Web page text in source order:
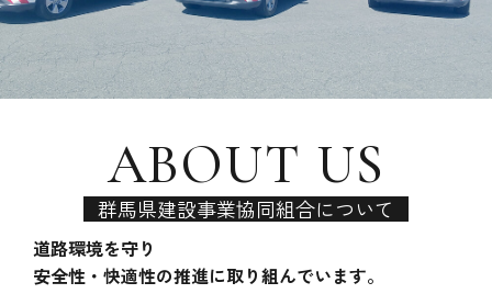
ABOUT US
群馬県建設事業協同組合について
道路環境を守り
安全性・快適性の推進に取り組んでいます。